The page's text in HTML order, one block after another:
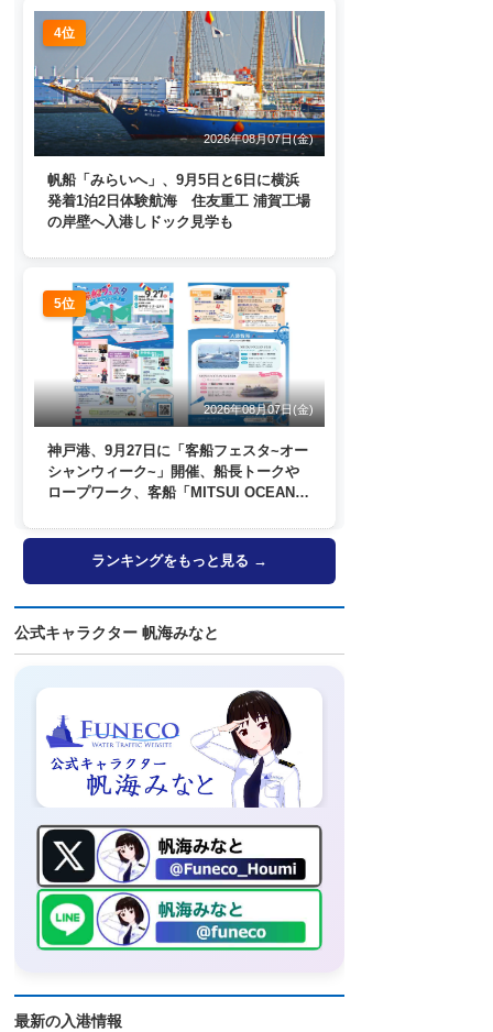
4位
2026年08月07日(金)
帆船「みらいへ」、9月5日と6日に横浜
発着1泊2日体験航海 住友重工 浦賀工場
の岸壁へ入港しドック見学も
5位
2026年08月07日(金)
神戸港、9月27日に「客船フェスタ~オー
シャンウィーク~」開催、船長トークや
ロープワーク、客船「MITSUI OCEAN
ランキングをもっと見る →
公式キャラクター 帆海みなと
最新の入港情報